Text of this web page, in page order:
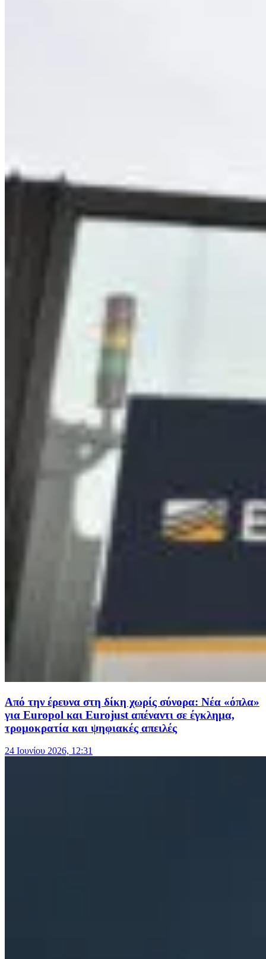
Από την έρευνα στη δίκη χωρίς σύνορα: Νέα «όπλα»
για Europol και Eurojust απέναντι σε έγκλημα,
τρομοκρατία και ψηφιακές απειλές
24 Ιουνίου 2026, 12:31